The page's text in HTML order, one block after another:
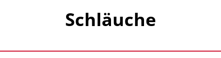
Schläuche